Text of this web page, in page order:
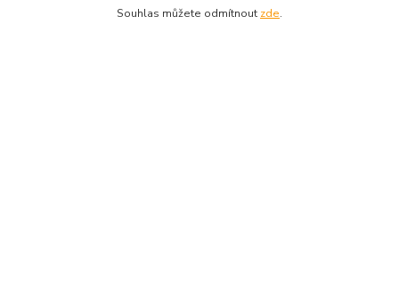
Souhlas můžete odmítnout zde.